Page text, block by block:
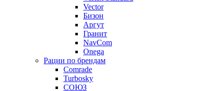
Vector
Бизон
Аргут
Гранит
NavCom
Onega
Рации по брендам
Comrade
Turbosky
СОЮЗ